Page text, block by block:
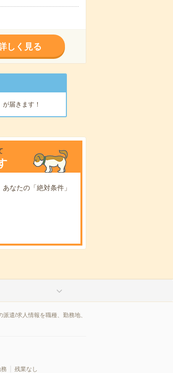
しく見る
が届きます！
あなたの「絶対条件」
遣/求人情報を職種、勤務地、
残業なし